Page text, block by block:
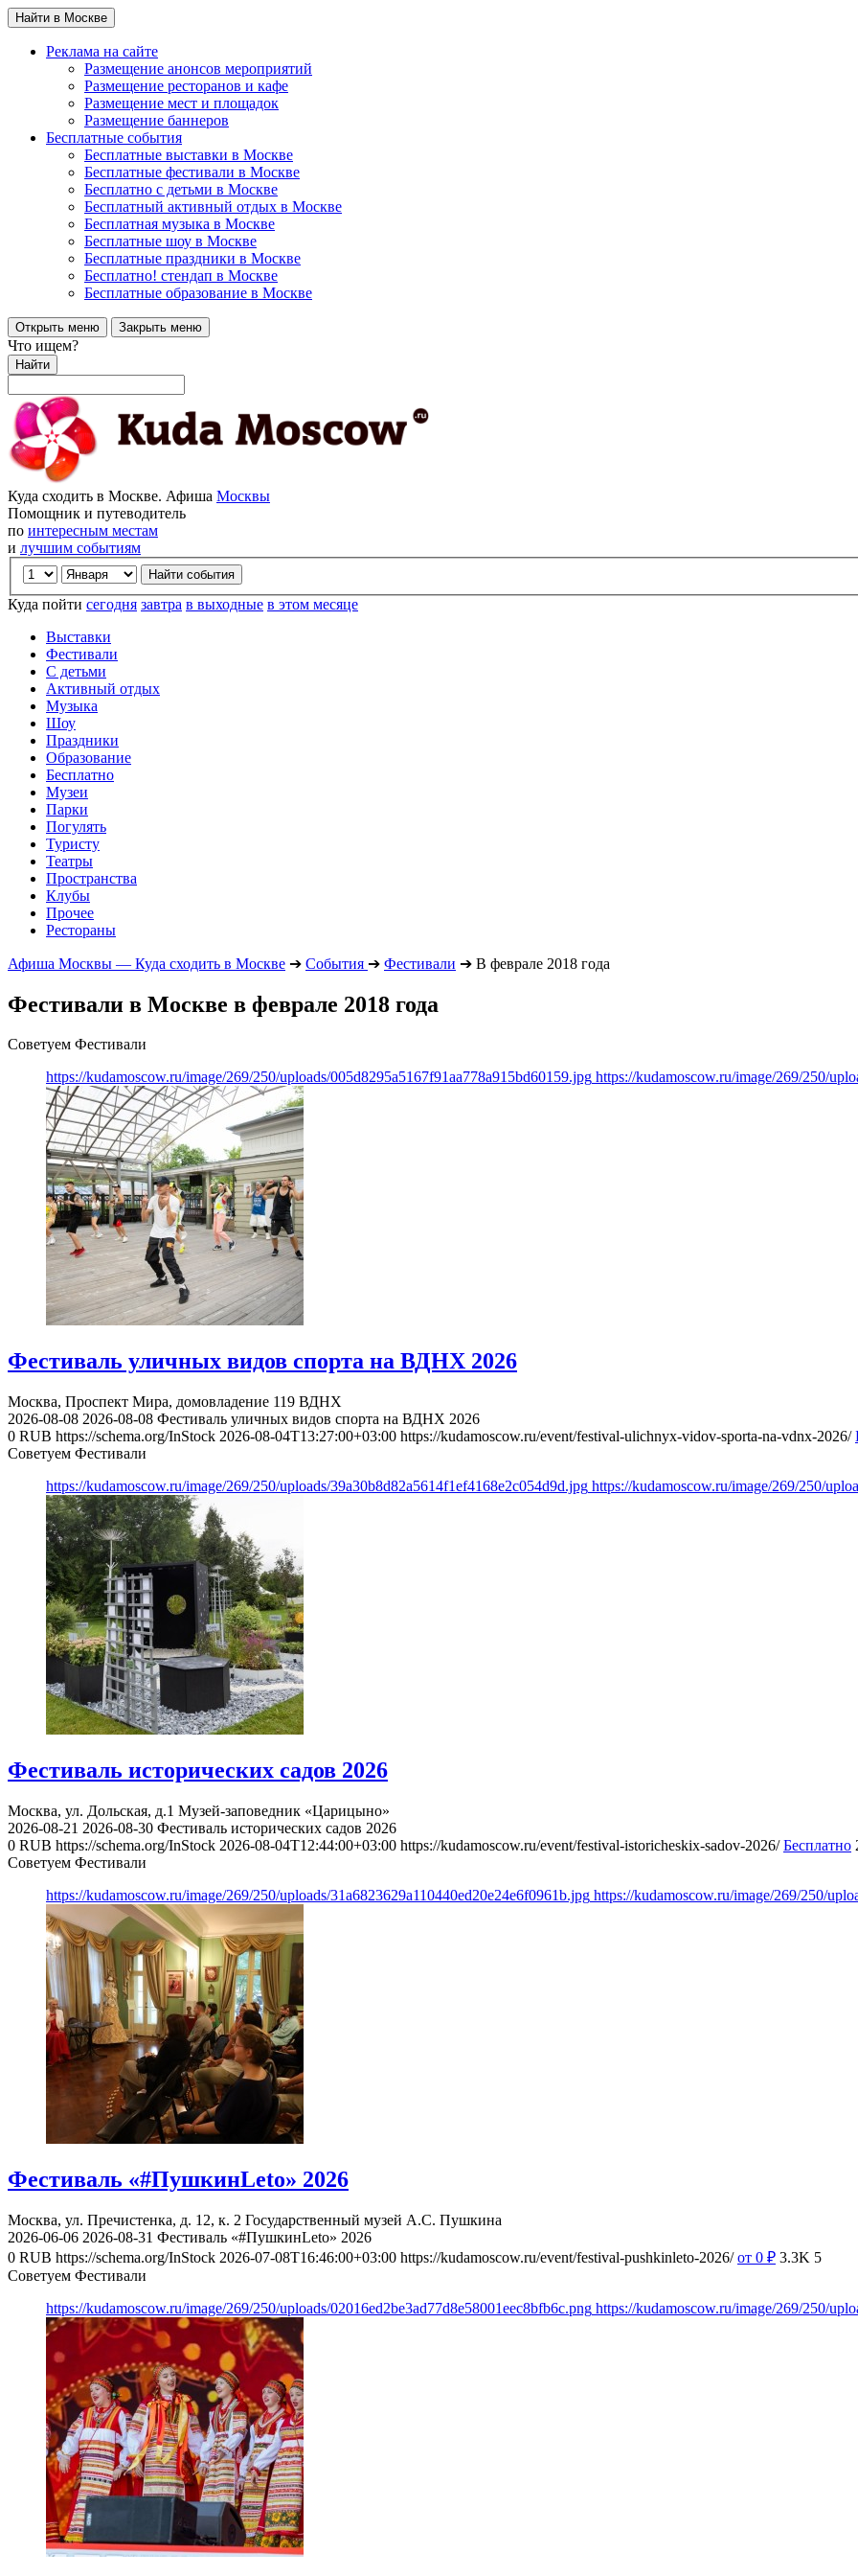
Найти в Москве
Реклама на сайте
Размещение анонсов мероприятий
Размещение ресторанов и кафе
Размещение мест и площадок
Размещение баннеров
Бесплатные события
Бесплатные выставки в Москве
Бесплатные фестивали в Москве
Бесплатно с детьми в Москве
Бесплатный активный отдых в Москве
Бесплатная музыка в Москве
Бесплатные шоу в Москве
Бесплатные праздники в Москве
Бесплатно! стендап в Москве
Бесплатные образование в Москве
Открыть меню Закрыть меню
Что ищем?
Найти
Куда сходить в Москве. Афиша Москвы
Помощник и путеводитель
по интересным местам
и лучшим событиям
Куда пойти сегодня завтра в выходные в этом месяце
Выставки
Фестивали
С детьми
Активный отдых
Музыка
Шоу
Праздники
Образование
Бесплатно
Музеи
Парки
Погулять
Туристу
Театры
Пространства
Клубы
Прочее
Рестораны
Афиша Москвы — Куда сходить в Москве ➔ События ➔ Фестивали ➔ В феврале 2018 года
Фестивали в Москве в феврале 2018 года
Советуем Фестивали
https://kudamoscow.ru/image/269/250/uploads/005d8295a5167f91aa778a915bd60159.jpg https://kudamoscow.ru/image/269/250/
Фестиваль уличных видов спорта на ВДНХ 2026
Москва, Проспект Мира, домовладение 119 ВДНХ
2026-08-08 2026-08-08 Фестиваль уличных видов спорта на ВДНХ 2026
0 RUB https://schema.org/InStock 2026-08-04T13:27:00+03:00 https://kudamoscow.ru/event/festival-ulichnyx-vidov-sporta-na-vdnx-2026/
Советуем Фестивали
https://kudamoscow.ru/image/269/250/uploads/39a30b8d82a5614f1ef4168e2c054d9d.jpg https://kudamoscow.ru/image/269/250/
Фестиваль исторических садов 2026
Москва, ул. Дольская, д.1 Музей-заповедник «Царицыно»
2026-08-21 2026-08-30 Фестиваль исторических садов 2026
0 RUB https://schema.org/InStock 2026-08-04T12:44:00+03:00 https://kudamoscow.ru/event/festival-istoricheskix-sadov-2026/ Бесплатно
Советуем Фестивали
https://kudamoscow.ru/image/269/250/uploads/31a6823629a110440ed20e24e6f0961b.jpg https://kudamoscow.ru/image/269/250/
Фестиваль «#ПушкинLeto» 2026
Москва, ул. Пречистенка, д. 12, к. 2 Государственный музей А.С. Пушкина
2026-06-06 2026-08-31 Фестиваль «#ПушкинLeto» 2026
0 RUB https://schema.org/InStock 2026-07-08T16:46:00+03:00 https://kudamoscow.ru/event/festival-pushkinleto-2026/ от 0 ₽ 3.3K 5
Советуем Фестивали
https://kudamoscow.ru/image/269/250/uploads/02016ed2be3ad77d8e58001eec8bfb6c.png https://kudamoscow.ru/image/269/250/